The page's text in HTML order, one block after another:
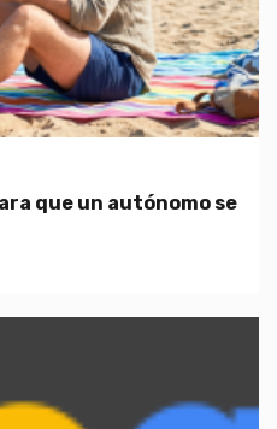
que un autónomo se